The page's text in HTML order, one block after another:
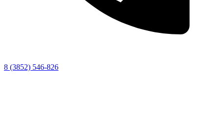
8 (3852) 546-826